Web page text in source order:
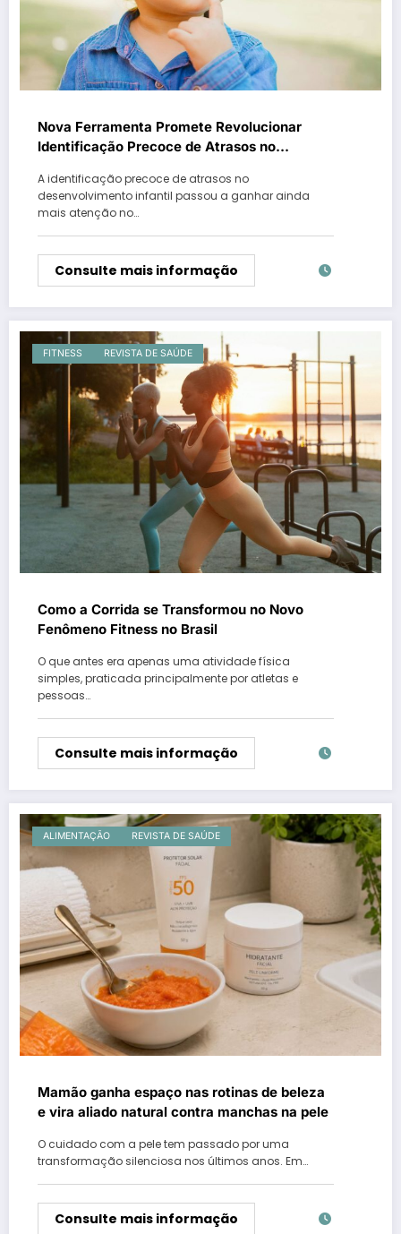
Nova Ferramenta Promete Revolucionar
Identificação Precoce de Atrasos no
A identificação precoce de atrasos no
desenvolvimento infantil passou a ganhar ainda
mais atenção no…
Consulte mais informação
FITNESS REVISTA DE SAÚDE
Como a Corrida se Transformou no Novo
Fenômeno Fitness no Brasil
O que antes era apenas uma atividade física
simples, praticada principalmente por atletas e
pessoas…
Consulte mais informação
ALIMENTAÇÃO REVISTA DE SAÚDE
Mamão ganha espaço nas rotinas de beleza
e vira aliado natural contra manchas na pele
O cuidado com a pele tem passado por uma
transformação silenciosa nos últimos anos. Em…
Consulte mais informação